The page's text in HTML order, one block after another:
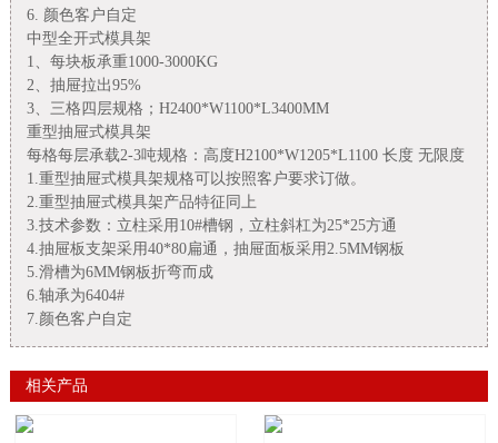
6. 颜色客户自定
中型全开式模具架
1、每块板承重1000-3000KG
2、抽屉拉出95%
3、三格四层规格；H2400*W1100*L3400MM
重型抽屉式模具架
每格每层承载2-3吨规格：高度H2100*W1205*L1100 长度 无限度
1.重型抽屉式模具架规格可以按照客户要求订做。
2.重型抽屉式模具架产品特征同上
3.技术参数：立柱采用10#槽钢，立柱斜杠为25*25方通
4.抽屉板支架采用40*80扁通，抽屉面板采用2.5MM钢板
5.滑槽为6MM钢板折弯而成
6.轴承为6404#
7.颜色客户自定
相关产品